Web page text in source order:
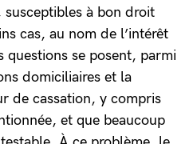
susceptibles à bon droit
cas, au nom de l’intérêt
questions se posent, parmi
domiciliaires et la
de cassation, y compris
et que beaucoup